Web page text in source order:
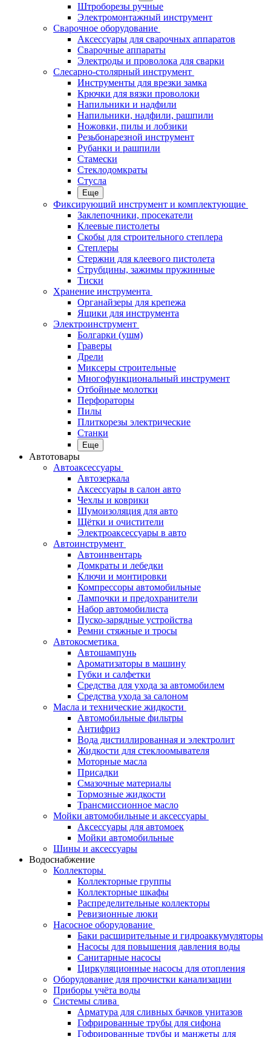
Штроборезы ручные
Электромонтажный инструмент
Сварочное оборудование
Аксессуары для сварочных аппаратов
Сварочные аппараты
Электроды и проволока для сварки
Слесарно-столярный инструмент
Инструменты для врезки замка
Крючки для вязки проволоки
Напильники и надфили
Напильники, надфили, рашпили
Ножовки, пилы и лобзики
Резьбонарезной инструмент
Рубанки и рашпили
Стамески
Стеклодомкраты
Стусла
Еще
Фиксирующий инструмент и комплектующие
Заклепочники, просекатели
Клеевые пистолеты
Скобы для строительного степлера
Степлеры
Стержни для клеевого пистолета
Струбцины, зажимы пружинные
Тиски
Хранение инструмента
Органайзеры для крепежа
Ящики для инструмента
Электроинструмент
Болгарки (ушм)
Граверы
Дрели
Миксеры строительные
Многофункциональный инструмент
Отбойные молотки
Перфораторы
Пилы
Плиткорезы электрические
Станки
Еще
Автотовары
Автоаксессуары
Автозеркала
Аксессуары в салон авто
Чехлы и коврики
Шумоизоляция для авто
Щётки и очистители
Электроаксессуары в авто
Автоинструмент
Автоинвентарь
Домкраты и лебедки
Ключи и монтировки
Компрессоры автомобильные
Лампочки и предохранители
Набор автомобилиста
Пуско-зарядные устройства
Ремни стяжные и тросы
Автокосметика
Автошампунь
Ароматизаторы в машину
Губки и салфетки
Средства для ухода за автомобилем
Средства ухода за салоном
Масла и технические жидкости
Автомобильные фильтры
Антифриз
Вода дистиллированная и электролит
Жидкости для стеклоомывателя
Моторные масла
Присадки
Смазочные материалы
Тормозные жидкости
Трансмиссионное масло
Мойки автомобильные и аксессуары
Аксессуары для автомоек
Мойки автомобильные
Шины и аксессуары
Водоснабжение
Коллекторы
Коллекторные группы
Коллекторные шкафы
Распределительные коллекторы
Ревизионные люки
Насосное оборудование
Баки расширительные и гидроаккумуляторы
Насосы для повышения давления воды
Санитарные насосы
Циркуляционные насосы для отопления
Оборудование для прочистки канализации
Приборы учёта воды
Системы слива
Арматура для сливных бачков унитазов
Гофрированные трубы для сифона
Гофрированные трубы и манжеты для